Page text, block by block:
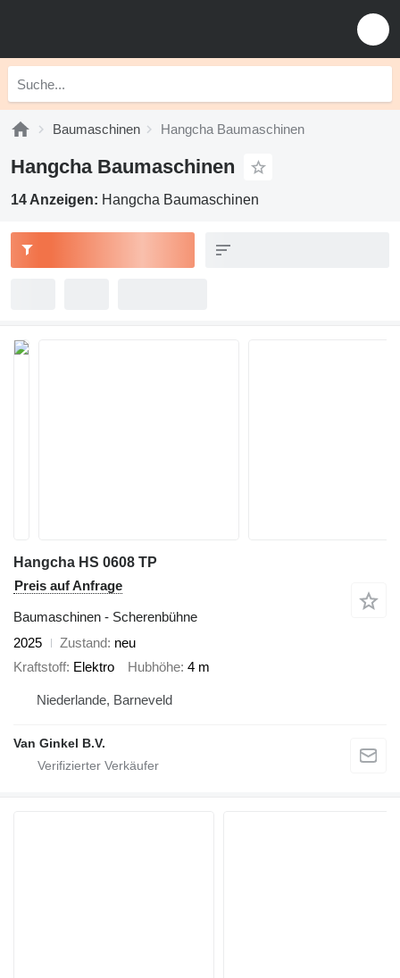
Baumaschinen Hangcha Baumaschinen
Hangcha Baumaschinen
14 Anzeigen: Hangcha Baumaschinen
Hangcha HS 0608 TP
Preis auf Anfrage
Baumaschinen - Scherenbühne
2025
Zustand neu
Kraftstoff Elektro Hubhöhe 4 m
Niederlande, Barneveld
Van Ginkel B.V.